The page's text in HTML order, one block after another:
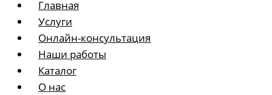
Главная
Услуги
Онлайн-консультация
Наши работы
Каталог
О нас